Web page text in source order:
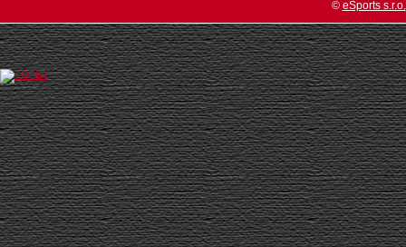
© eSports s.r.o.